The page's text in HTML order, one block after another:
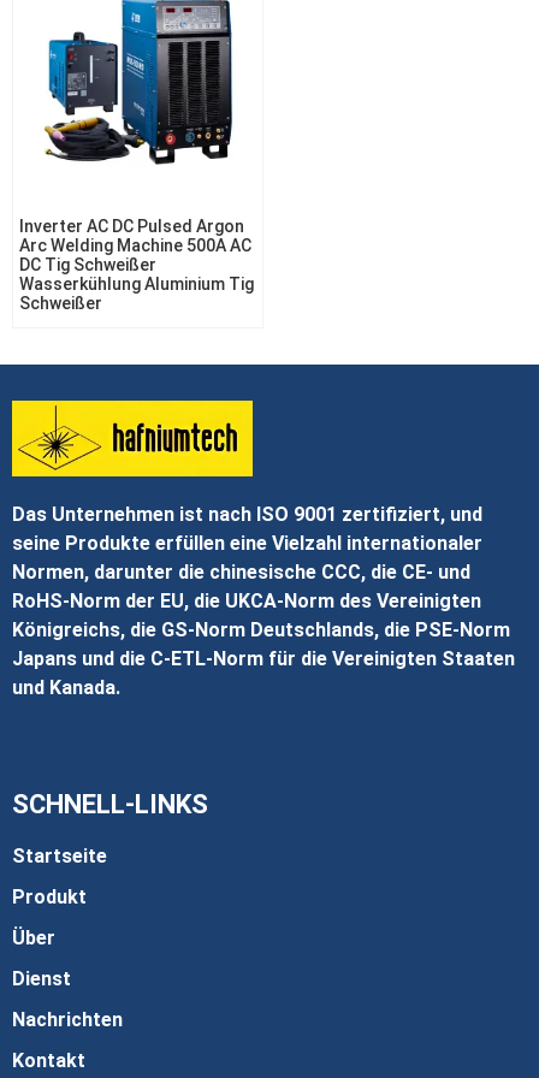
Inverter AC DC Pulsed Argon
Arc Welding Machine 500A AC
DC Tig Schweißer
Wasserkühlung Aluminium Tig
Schweißer
Das Unternehmen ist nach ISO 9001 zertifiziert, und
seine Produkte erfüllen eine Vielzahl internationaler
Normen, darunter die chinesische CCC, die CE- und
RoHS-Norm der EU, die UKCA-Norm des Vereinigten
Königreichs, die GS-Norm Deutschlands, die PSE-Norm
Japans und die C-ETL-Norm für die Vereinigten Staaten
und Kanada.
SCHNELL-LINKS
Startseite
Produkt
Über
Dienst
Nachrichten
Kontakt